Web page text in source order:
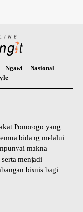
Ngawi
Nasional
Ponorogo yang
bidang melalui
makna
menjadi
bisnis bagi